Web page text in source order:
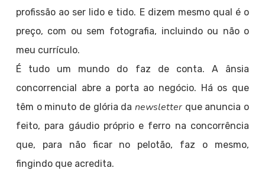
profissão ao ser lido e tido. E dizem mesmo qual é o
preço, com ou sem fotografia, incluindo ou não o
meu currículo.
É tudo um mundo do faz de conta. A ânsia
concorrencial abre a porta ao negócio. Há os que
têm o minuto de glória danewsletter que anuncia o
feito, para gáudio próprio e ferro na concorrência
que, para não ficar no pelotão, faz o mesmo,
fingindo que acredita.